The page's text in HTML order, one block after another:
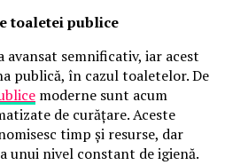
toaletei publice
semnificativ, iar acest
publică, în cazul toaletelor. De
moderne sunt acum
de curățare. Aceste
timp și resurse, dar
unui nivel constant de igienă.